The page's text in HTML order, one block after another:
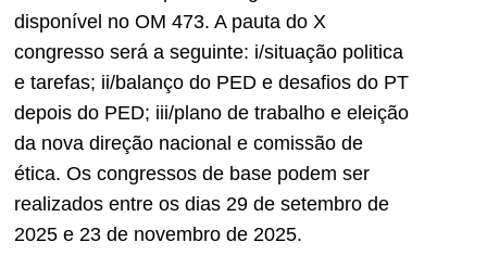
disponível no OM 473. A pauta do X
congresso será a seguinte: i/situação politica
e tarefas; ii/balanço do PED e desafios do PT
depois do PED; iii/plano de trabalho e eleição
da nova direção nacional e comissão de
ética. Os congressos de base podem ser
realizados entre os dias 29 de setembro de
2025 e 23 de novembro de 2025.